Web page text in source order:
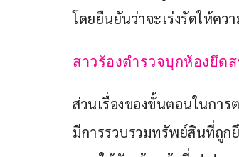
โดยยืนยันว่าจะเร่งรัดให้คว
สาวร้องตำรวจบุกห้องยึด
ส่วนเรื่องของขั้นตอนในกา
มีการรวบรวมทรัพย์สินที่ถูก